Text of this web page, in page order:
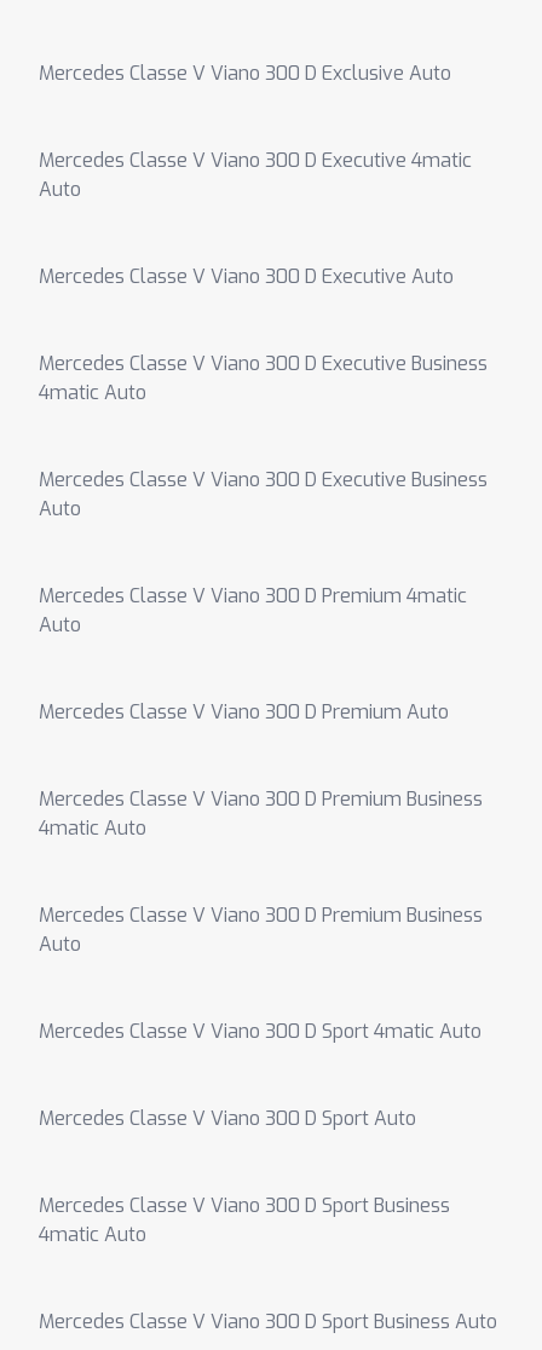
Mercedes Classe V Viano 300 D Exclusive Auto
Mercedes Classe V Viano 300 D Executive 4matic
Auto
Mercedes Classe V Viano 300 D Executive Auto
Mercedes Classe V Viano 300 D Executive Business
4matic Auto
Mercedes Classe V Viano 300 D Executive Business
Auto
Mercedes Classe V Viano 300 D Premium 4matic
Auto
Mercedes Classe V Viano 300 D Premium Auto
Mercedes Classe V Viano 300 D Premium Business
4matic Auto
Mercedes Classe V Viano 300 D Premium Business
Auto
Mercedes Classe V Viano 300 D Sport 4matic Auto
Mercedes Classe V Viano 300 D Sport Auto
Mercedes Classe V Viano 300 D Sport Business
4matic Auto
Mercedes Classe V Viano 300 D Sport Business Auto